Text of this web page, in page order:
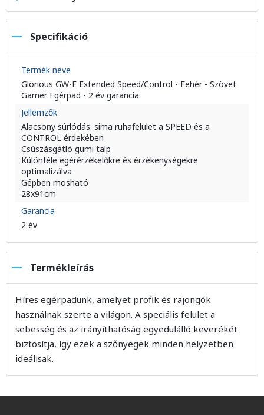
Specifikáció
Termék neve
Glorious GW-E Extended Speed/Control - Fehér - Szövet
Gamer Egérpad - 2 év garancia
Jellemzők
Alacsony súrlódás: sima ruhafelület a SPEED és a
CONTROL érdekében
Csúszásgátló gumi talp
Különféle egérérzékelőkre és érzékenységekre
optimalizálva
Gépben mosható
28x91cm
Garancia
2 év
Termékleírás
Híres egérpadunk, amelyet profik és rajongók
használnak szerte a világon. A speciális felület a
sebesség és az irányíthatóság egyedülálló keverékét
biztosítja, így ezek a szőnyegek minden helyzetben
ideálisak.